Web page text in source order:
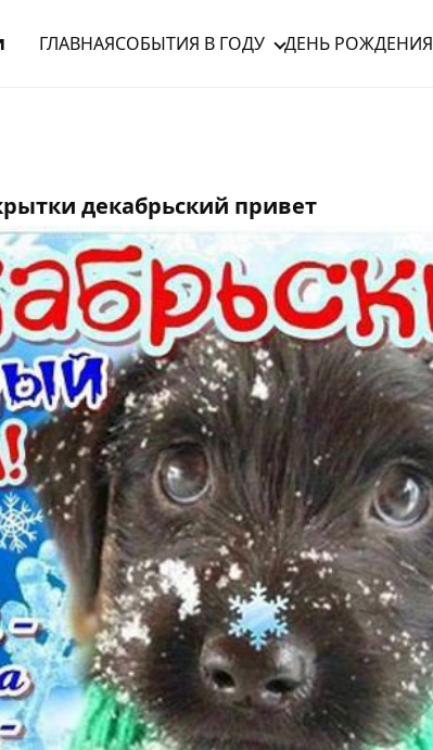
ГЛАВНАЯСОБЫТИЯ В ГОДУ ДЕНЬ РОЖДЕНИЯ
декабрьский привет